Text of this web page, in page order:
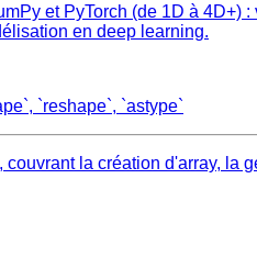
et PyTorch (de 1D à 4D+)
en deep learning.
`reshape`, `astype`
la création d'array, la